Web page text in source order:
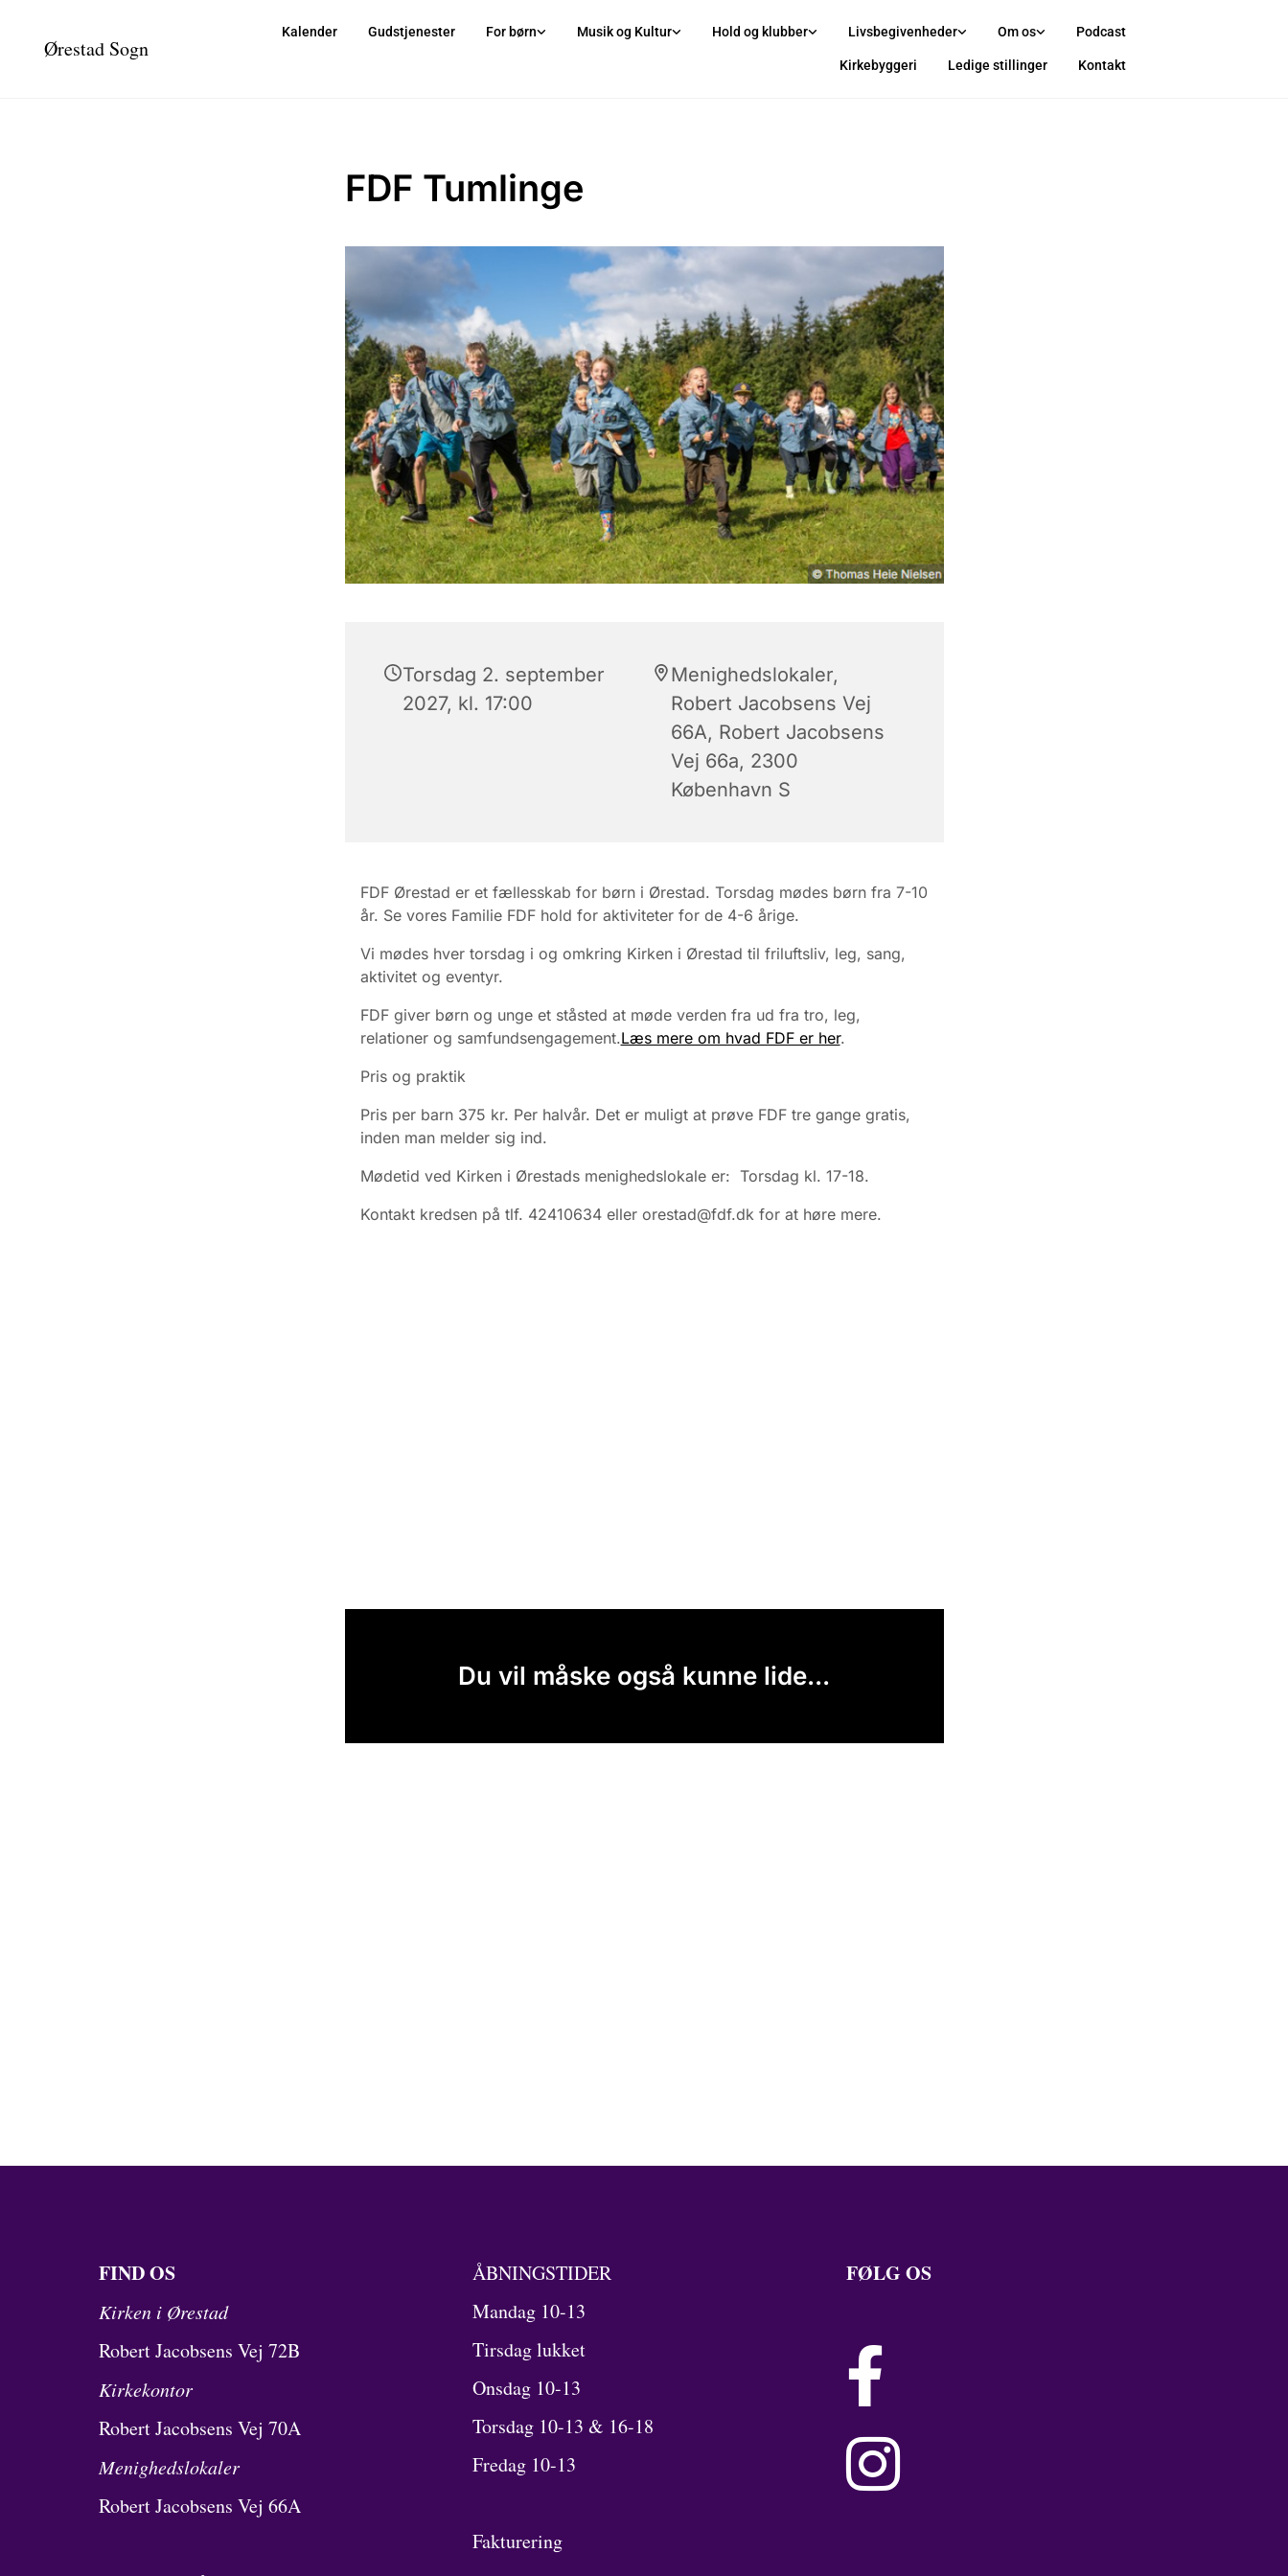
Ørestad Sogn
Kalender Gudstjenester For børn Musik og Kultur Hold og klubber Livsbegivenheder Om os Podcast
Kirkebyggeri Ledige stillinger Kontakt
FDF Tumlinge
Torsdag 2. september
2027, kl. 17:00
Menighedslokaler,
Robert Jacobsens Vej
66A, Robert Jacobsens
Vej 66a, 2300
København S
FDF Ørestad er et fællesskab for børn i Ørestad. Torsdag mødes børn fra 7-10
år. Se vores Familie FDF hold for aktiviteter for de 4-6 årige.
Vi mødes hver torsdag i og omkring Kirken i Ørestad til friluftsliv, leg, sang,
aktivitet og eventyr.
FDF giver børn og unge et ståsted at møde verden fra ud fra tro, leg,
relationer og samfundsengagement.Læs mere om hvad FDF er her.
Pris og praktik
Pris per barn 375 kr. Per halvår. Det er muligt at prøve FDF tre gange gratis,
inden man melder sig ind.
Mødetid ved Kirken i Ørestads menighedslokale er: Torsdag kl. 17-18.
Kontakt kredsen på tlf. 42410634 eller orestad@fdf.dk for at høre mere.
Du vil måske også kunne lide...
FIND OS
Kirken i Ørestad
Robert Jacobsens Vej 72B
Kirkekontor
Robert Jacobsens Vej 70A
Menighedslokaler
Robert Jacobsens Vej 66A
ÅBNINGSTIDER
Mandag 10-13
Tirsdag lukket
Onsdag 10-13
Torsdag 10-13 & 16-18
Fredag 10-13
Fakturering
FØLG OS

